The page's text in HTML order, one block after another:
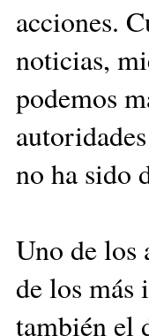
acciones.
noticias,
podemos
no ha sido
Uno de los
de los más
también el